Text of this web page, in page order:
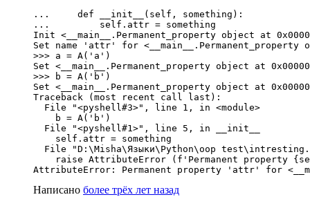
...     def __init__(self, something):
...         self.attr = something
Init <__main__.Permanent_property object at
Set name 'attr' for <__main__.Permanent_property
>>> a = A('a')
Set <__main__.Permanent_property object at
>>> b = A('b')
Set <__main__.Permanent_property object at
Traceback (most recent call last):
  File "<pyshell#3>", line 1, in <module>
    b = A('b')
  File "<pyshell#1>", line 5, in __init__
    self.attr = something
File "D:\Misha\Языки\Python\oop
raise AttributeError (f'Permanent property
AttributeError: Permanent property 'attr' for
Написано более трёх лет назад